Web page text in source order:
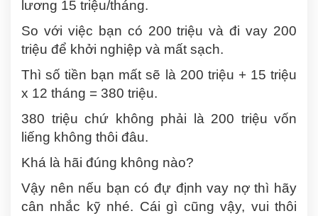
lương 15 triệu/tháng.
So với việc bạn có 200 triệu và đi vay 200
triệu để khởi nghiệp và mất sạch.
Thì số tiền bạn mất sẽ là 200 triệu + 15 triệu
x 12 tháng = 380 triệu.
380 triệu chứ không phải là 200 triệu vốn
liếng không thôi đâu.
Khá là hãi đúng không nào?
Vậy nên nếu bạn có đự định vay nợ thì hãy
cân nhắc kỹ nhé. Cái gì cũng vậy, vui thôi